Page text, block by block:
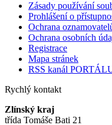
Zásady používání
Prohlášení o
Ochrana
Ochrana osobních
Registrace
Mapa stránek
RSS kanál
Rychlý kontakt
Zlínský kraj
třída Tomáše Bati 21